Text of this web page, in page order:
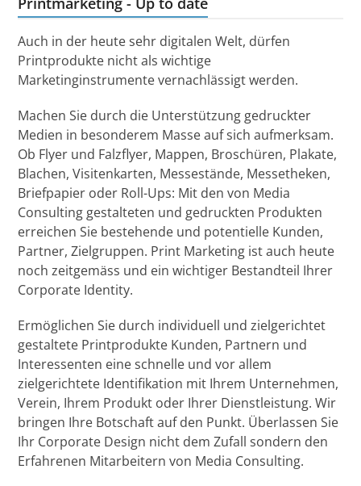
Auch in der heute sehr digitalen Welt, dürfen
Printprodukte nicht als wichtige
Marketinginstrumente vernachlässigt werden.
Machen Sie durch die Unterstützung gedruckter
Medien in besonderem Masse auf sich aufmerksam.
Ob Flyer und Falzflyer, Mappen, Broschüren, Plakate,
Blachen, Visitenkarten, Messestände, Messetheken,
Briefpapier oder Roll-Ups: Mit den von Media
Consulting gestalteten und gedruckten Produkten
erreichen Sie bestehende und potentielle Kunden,
Partner, Zielgruppen. Print Marketing ist auch heute
noch zeitgemäss und ein wichtiger Bestandteil Ihrer
Corporate Identity.
Ermöglichen Sie durch individuell und zielgerichtet
gestaltete Printprodukte Kunden, Partnern und
Interessenten eine schnelle und vor allem
zielgerichtete Identifikation mit Ihrem Unternehmen,
Verein, Ihrem Produkt oder Ihrer Dienstleistung. Wir
bringen Ihre Botschaft auf den Punkt. Überlassen Sie
Ihr Corporate Design nicht dem Zufall sondern den
Erfahrenen Mitarbeitern von Media Consulting.